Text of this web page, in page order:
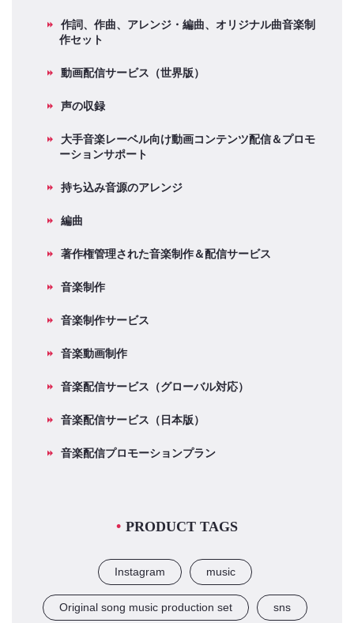
作詞、作曲、アレンジ・編曲、オリジナル曲音楽制
作セット
動画配信サービス（世界版）
声の収録
大手音楽レーベル向け動画コンテンツ配信＆プロモ
ーションサポート
持ち込み音源のアレンジ
編曲
著作権管理された音楽制作＆配信サービス
音楽制作
音楽制作サービス
音楽動画制作
音楽配信サービス（グローバル対応）
音楽配信サービス（日本版）
音楽配信プロモーションプラン
PRODUCT TAGS
Instagram music
Original song music production set sns